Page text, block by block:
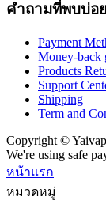
คำถามที่พบบ่อ
Payment
Money-back
Products
Support
Shipping
Term and
Copyright ©
We're using safe
หน้าแรก
หมวดหมู่